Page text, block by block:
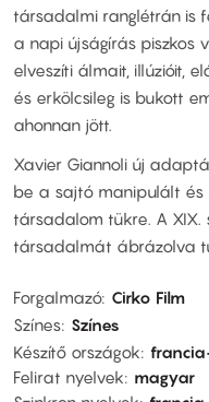
társadalmi ranglétrán is
a napi újságírás piszkos
elveszíti álmait, illúzióit,
és erkölcsileg is bukott
ahonnan jött.
Xavier Giannoli új
be a sajtó manipulált
társadalom tükre. A
társadalmát ábrázolva
Forgalmazó Cirko Film
Színes Színes
Készítő országok
Felirat nyelvek
magyar